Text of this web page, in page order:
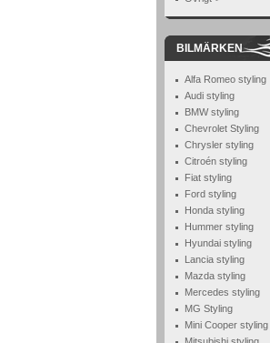
BILMÄRKEN
Alfa Romeo styling
Audi styling
BMW styling
Chevrolet Styling
Chrysler styling
Citroén styling
Fiat styling
Ford styling
Honda styling
Hummer styling
Hyundai styling
Lancia styling
Mazda styling
Mercedes styling
MG Styling
Mini Cooper styling